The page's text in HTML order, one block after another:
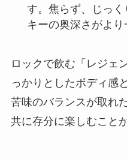
す。焦らず、じっ
キーの奥深さがより
ロックで飲む「レジェ
っかりとしたボディ感
苦味のバランスが取れ
共に存分に楽しむこと